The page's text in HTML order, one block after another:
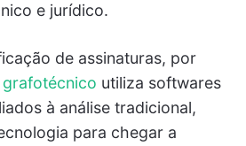
e jurídico.
de assinaturas, por
utiliza softwares
à análise tradicional,
para chegar a